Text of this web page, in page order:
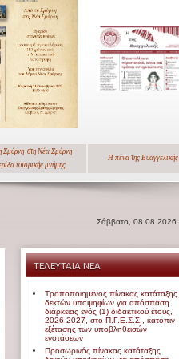
Σμύρνη στη Νέα Σμύρνη
ιστορικής μνήμης
Η πένα της Ευαγγελικής
Σάββατο, 08 08 2026
ΤΕΛΕΥΤΑΙΑ ΝΕΑ
Τροποποιημένος πίνακας κατάταξης
δεκτών υποψηφίων για απόσπαση
διάρκειας ενός (1) διδακτικού έτους,
2026-2027, στο Π.Γ.Ε.Σ.Σ., κατόπιν
εξέτασης των υποβληθεισών
ενστάσεων
Προσωρινός πίνακας κατάταξης